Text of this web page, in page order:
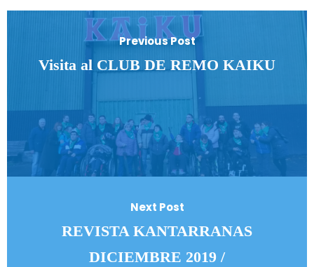
Previous Post
Visita al CLUB DE REMO KAIKU
Next Post
REVISTA KANTARRANAS
DICIEMBRE 2019 /